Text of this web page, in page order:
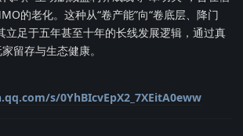
的老化。这种从“卷产能”向“卷底层、降门
立足于五年甚至十年的长线发展逻辑，通过真
留存与生态健康。
s/0YhBIcvEpX2_7XEitA0eww